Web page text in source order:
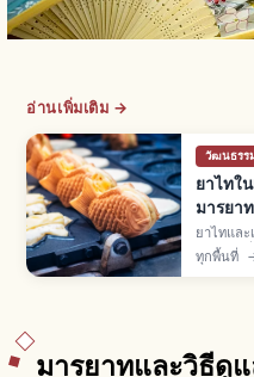
อ่านเพิ่มเติม →
วัฒนธรร
ยาไทใ
มารยาท
ยาไทและ
เทศกาลญี่
กิโซบะ เ
ทุกพื้นที่
มารยาทและวิธีดู